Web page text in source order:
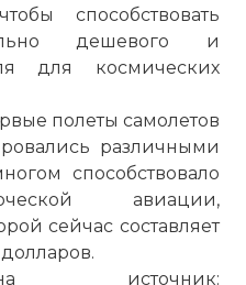
способствовать
дешевого и
для космических
полеты самолетов
различными
способствовало
авиации,
сейчас составляет
источник: